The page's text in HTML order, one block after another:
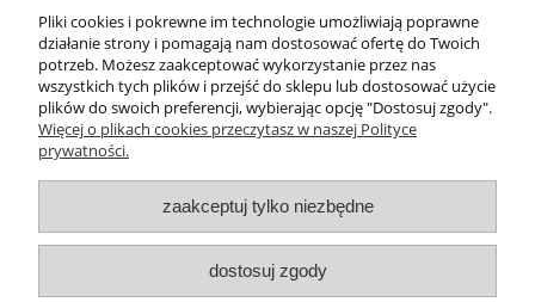
Pomoc
Moje konto
Informacje
O nas
Pliki cookies i pokrewne im technologie umożliwiają poprawne
działanie strony i pomagają nam dostosować ofertę do Twoich
potrzeb. Możesz zaakceptować wykorzystanie przez nas
wszystkich tych plików i przejść do sklepu lub dostosować użycie
plików do swoich preferencji, wybierając opcję "Dostosuj zgody".
Więcej o plikach cookies przeczytasz w naszej Polityce
prywatności.
zaakceptuj tylko niezbędne
dostosuj zgody